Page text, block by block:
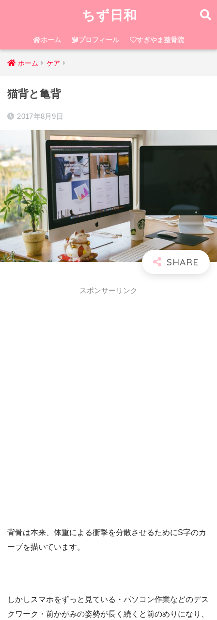
ちず日和
ホーム プロフィール すぎやま整骨院
ホーム ケア
猫背と亀背
2017年8月9日
スポンサーリンク
背骨は本来、体重による衝撃を分散させるためにS字のカ
ーブを描いています。
しかしスマホをずっと見ている・パソコン作業などのデス
クワーク・前かがみの姿勢が長く続くと前のめりになり、